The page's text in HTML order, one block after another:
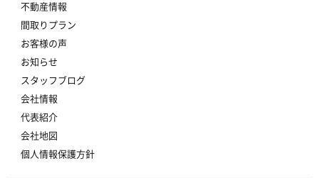
不動産情報
間取りプラン
お客様の声
お知らせ
スタッフブログ
会社情報
代表紹介
会社地図
個人情報保護方針